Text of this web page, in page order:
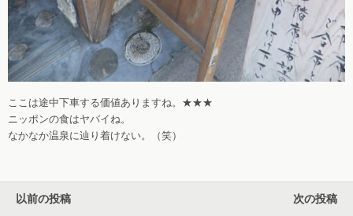
ここは途中下車する価値ありますね。★★★
ニッポンの食はヤバイね。
なかなか温泉に辿り着けない。（笑）
以前の投稿 次の投稿